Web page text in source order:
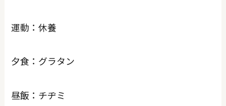
運動：休養
夕食：グラタン
昼飯：チヂミ